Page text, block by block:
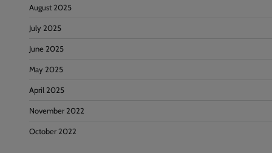
August 2025
July 2025
June 2025
May 2025
April 2025
November 2022
October 2022